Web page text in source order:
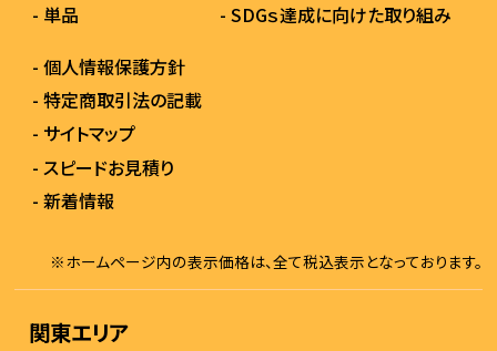
- 単品
- SDGｓ達成に向けた取り組み
- 個人情報保護方針
- 特定商取引法の記載
- サイトマップ
- スピードお見積り
- 新着情報
※ホームページ内の表示価格は、全て税込表示となっております。
関東エリア